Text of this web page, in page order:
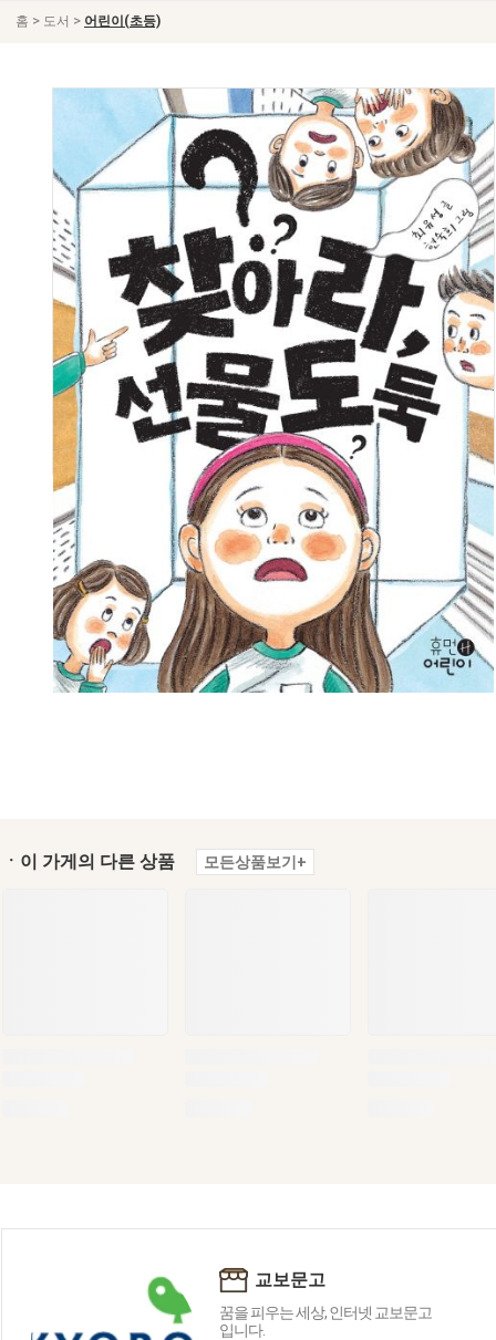
홈 > 도서 > 어린이(초등)
ㆍ이 가게의 다른 상품 모든상품보기+
교보문고
꿈을 피우는 세상, 인터넷 교보문고
입니다.